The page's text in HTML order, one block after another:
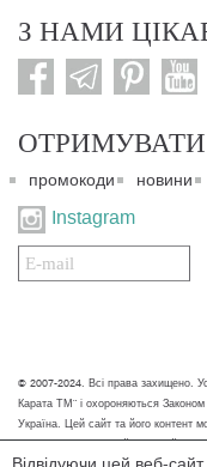
З НАМИ
ОТРИМУВАТИ
промокоди новини
Instagram
Подписаться
на
© 2007-2024. Всі права захищено.
Карата ТМ" і охороняються Законом
Україна. Цей сайт та його контент
тільки для некомерційних цілей.